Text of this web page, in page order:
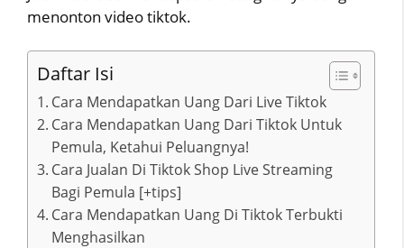
menonton video tiktok.
Daftar Isi
Cara Mendapatkan Uang Dari Live Tiktok
Cara Mendapatkan Uang Dari Tiktok Untuk
Pemula, Ketahui Peluangnya!
Cara Jualan Di Tiktok Shop Live Streaming
Bagi Pemula [+tips]
Cara Mendapatkan Uang Di Tiktok Terbukti
Menghasilkan